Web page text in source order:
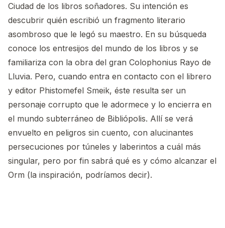
Ciudad de los libros soñadores. Su intención es
descubrir quién escribió un fragmento literario
asombroso que le legó su maestro. En su búsqueda
conoce los entresijos del mundo de los libros y se
familiariza con la obra del gran Colophonius Rayo de
Lluvia. Pero, cuando entra en contacto con el librero
y editor Phistomefel Smeik, éste resulta ser un
personaje corrupto que le adormece y lo encierra en
el mundo subterráneo de Bibliópolis. Allí se verá
envuelto en peligros sin cuento, con alucinantes
persecuciones por túneles y laberintos a cuál más
singular, pero por fin sabrá qué es y cómo alcanzar el
Orm (la inspiración, podríamos decir).